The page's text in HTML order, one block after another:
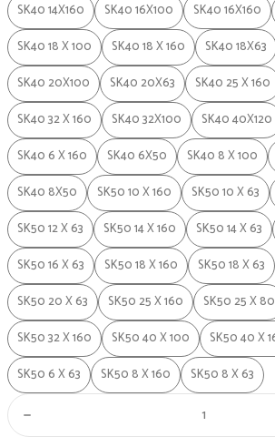
SK40 14X160
SK40 16X100 SK40 16X160
SK40 18 X 100
SK40 18 X 160 SK40 18X63
SK40 20X100
SK40 20X63 SK40 25 X 160
SK40 32 X 160
SK40 32X100 SK40 40X120
SK40 6 X 160
SK40 6X50 SK40 8 X 100
SK40 8X50
SK50 10 X 160 SK50 10 X 63
SK50 12 X 63
SK50 14 X 160 SK50 14 X 63
SK50 16 X 63
SK50 18 X 160 SK50 18 X 63
SK50 20 X 63
SK50 25 X 160 SK50 25 X 80
SK50 32 X 160
SK50 40 X 100 SK50 40 X
SK50 6 X 63
SK50 8 X 160 SK50 8 X 63